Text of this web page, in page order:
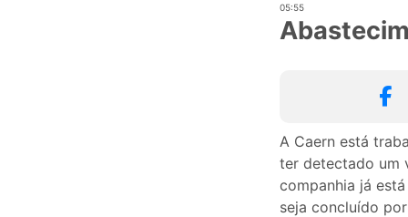
05:55
A Caern está
ter detectado um
companhia já
seja concluído